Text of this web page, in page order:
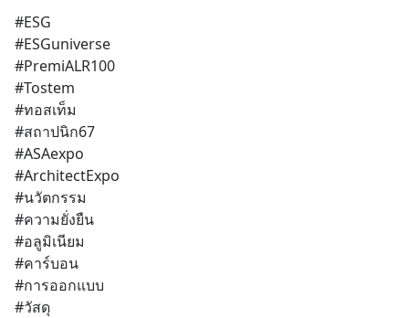
#ESG
#ESGuniverse
#PremiALR100
#Tostem
#ทอสเท็ม
#สถาปนิก67
#ASAexpo
#ArchitectExpo
#นวัตกรรม
#ความยั่งยืน
#อลูมิเนียม
#คาร์บอน
#การออกแบบ
#วัสดุ